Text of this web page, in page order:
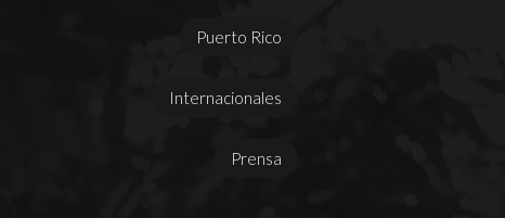
Puerto Rico
Internacionales
Prensa